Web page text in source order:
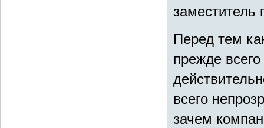
заместитель
Перед тем
прежде
всего
зачем